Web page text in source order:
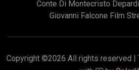
Conte Di Montecristo
Giovanni Falcone Film
Copyright ©2026 All rights reserved |